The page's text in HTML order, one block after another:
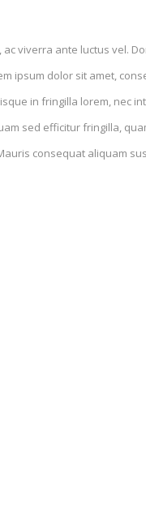
viverra ante luctus vel.
ipsum dolor sit amet,
in fringilla lorem, nec
sed efficitur fringilla,
consequat aliquam